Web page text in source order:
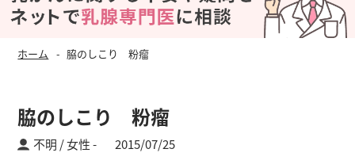
ホーム 脇のしこり 粉瘤
脇のしこり 粉瘤
不明 / 女性 2015/07/25